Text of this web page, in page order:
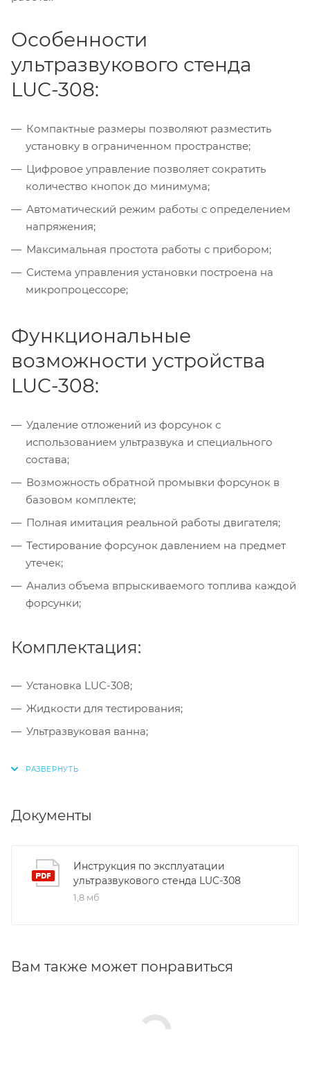
Особенности
ультразвукового стенда
LUC-308:
Компактные размеры позволяют разместить
установку в ограниченном пространстве;
Цифровое управление позволяет сократить
количество кнопок до минимума;
Автоматический режим работы с определением
напряжения;
Максимальная простота работы с прибором;
Система управления установки построена на
микропроцессоре;
Функциональные
возможности устройства
LUC-308:
Удаление отложений из форсунок с
использованием ультразвука и специального
состава;
Возможность обратной промывки форсунок в
базовом комплекте;
Полная имитация реальной работы двигателя;
Тестирование форсунок давлением на предмет
утечек;
Анализ объема впрыскиваемого топлива каждой
форсунки;
Комплектация:
Установка LUC-308;
Жидкости для тестирования;
Ультразвуковая ванна;
Документы
Инструкция по эксплуатации
ультразвукового стенда LUC-308
1,8 мб
Вам также может понравиться